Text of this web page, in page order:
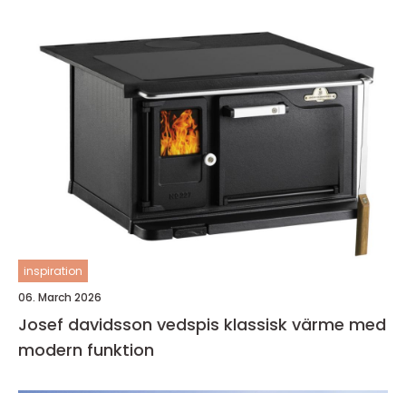
inspiration
06. March 2026
Josef davidsson vedspis klassisk värme med
modern funktion